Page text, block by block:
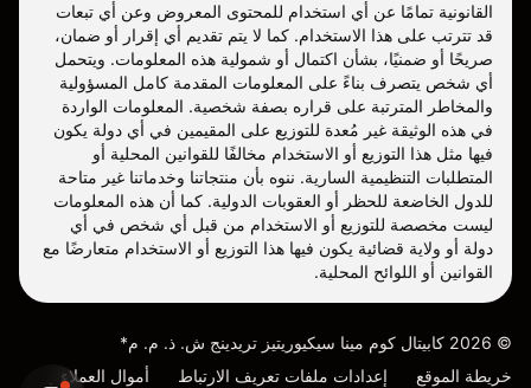
القانونية تمامًا عن أي استخدام للمحتوى المعروض وعن أي تبعات
قد تترتب على هذا الاستخدام. كما لا يتم تقديم أي إقرار أو ضمان،
صريحًا أو ضمنيًا، بشأن اكتمال أو شمولية هذه المعلومات. ويتحمل
أي شخص يتصرف بناءً على المعلومات المقدمة كامل المسؤولية
والمخاطر المترتبة على قراره بصفة شخصية. المعلومات الواردة
في هذه الوثيقة غير مُعدة للتوزيع على المقيمين في أي دولة يكون
فيها مثل هذا التوزيع أو الاستخدام مخالفًا للقوانين المحلية أو
المتطلبات التنظيمية السارية. ننوه بأن منتجاتنا وخدماتنا غير متاحة
للدول الخاضعة للحظر أو العقوبات الدولية. كما أن هذه المعلومات
ليست مخصصة للتوزيع أو الاستخدام من قبل أي شخص في أي
دولة أو ولاية قضائية يكون فيها هذا التوزيع أو الاستخدام متعارضًا مع
القوانين أو اللوائح المحلية.
©
2026 كابيتال كوم مينا سيكيوريتيز تريدينج ش. ذ. م. م*
خريطة الموقع
إعدادات ملفات تعريف الارتباط أموال العملاء